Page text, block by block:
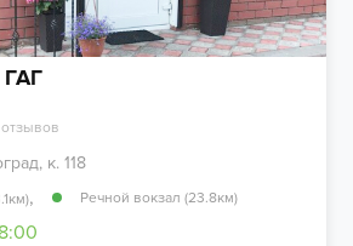
ГАГ
отзывов
к. 118
, Речной вокзал (23.8км)